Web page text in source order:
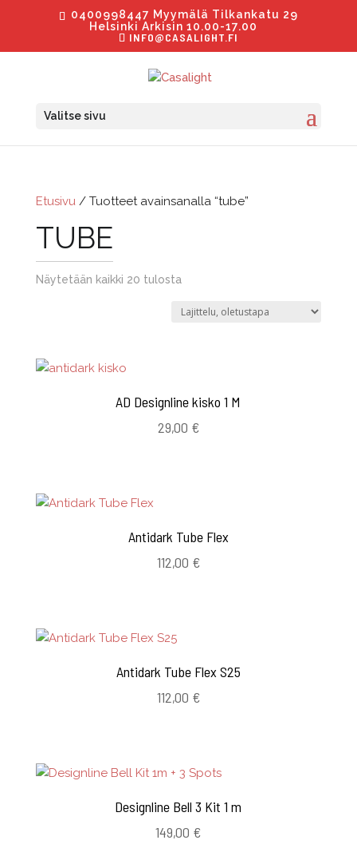
0400998447 Myymälä Tilkankatu 29
Helsinki Arkisin 10.00-17.00
INFO@CASALIGHT.FI
Valitse sivu
Etusivu/ Tuotteet avainsanalla “tube”
TUBE
Näytetään kaikki 20 tulosta
AD Designline kisko 1 M
29,00 €
Antidark Tube Flex
112,00 €
Antidark Tube Flex S25
112,00 €
Designline Bell 3 Kit 1 m
149,00 €